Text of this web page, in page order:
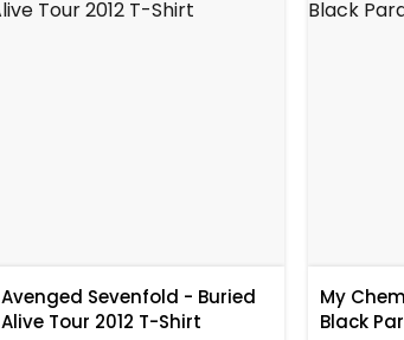
Avenged Sevenfold - Buried
Alive Tour 2012 T-Shirt
My
Black